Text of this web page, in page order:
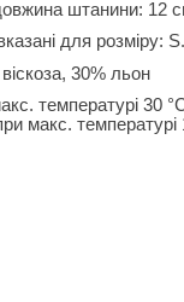
штанини: 12
для розміру: S.
30% льон
температурі 30
макс. температурі